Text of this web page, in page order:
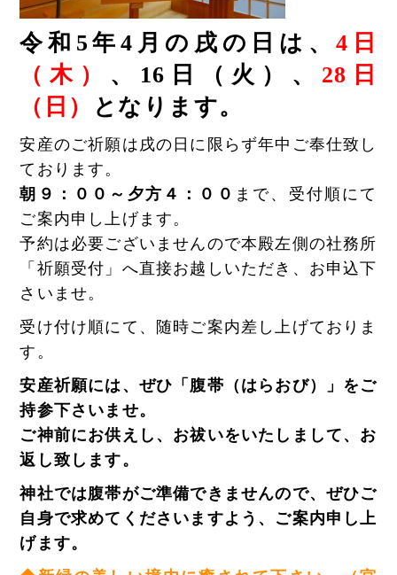
令和5年4月の戌の日は、4日
（木） 、16 日（火）、 28日
（日）
となります。
安産のご祈願は戌の日に限らず年中ご奉仕致し
ております。
朝９：００～夕方４：００ まで、受付順にて
ご案内申し上げます。
予約は必要ございませんので本殿左側の社務所
「祈願受付」へ直接お越しいただき、お申込下
さいませ。
受け付け順にて、随時ご案内差し上げておりま
す。
安産祈願には、ぜひ「腹帯（はらおび）」をご
持参下さいませ。
ご神前にお供えし、お祓いをいたしまして、お
返し致します。
神社では腹帯がご準備できませんので、ぜひご
自身で求めてくださいますよう、ご案内申し上
げます。